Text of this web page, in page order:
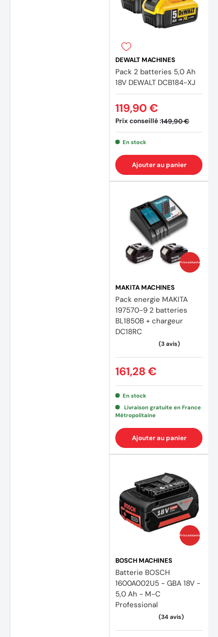
DEWALT MACHINES
Pack 2 batteries 5,0 Ah
18V DEWALT DCB184-XJ
Prix conseillé :149,90 €
119,90 €
En stock
Ajouter au panier
Prix coûtants
MAKITA MACHINES
Pack energie MAKITA
197570-9 2 batteries
BL1850B + chargeur
DC18RC
161,28 €
En stock
Livraison gratuite en France
Métropolitaine
Ajouter au panier
Prix coûtants
BOSCH MACHINES
Batterie BOSCH
1600A002U5 - GBA 18V -
5,0 Ah - M-C
Professional